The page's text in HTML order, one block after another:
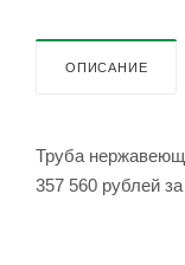
ОПИСАНИЕ
Труба